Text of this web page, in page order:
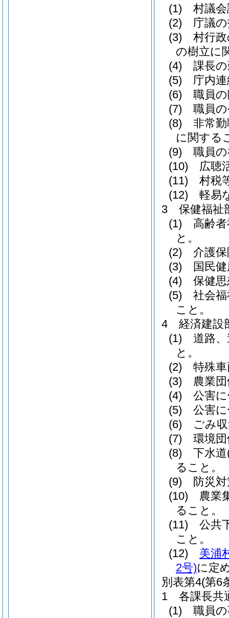
(1) 村議会
(2) 庁議の
(3) 村行政
の樹立に
(4) 課長の
(5) 庁内連
(6) 職員の
(7) 職員の
(8) 非常勤
に関する
(9) 職員の
(10) 広聴
(11) 村税
(12) 軽易
3 保健福祉
(1) 高齢者
と。
(2) 介護保
(3) 国民健
(4) 保健思
(5) 社会福
こと。
4 経済建設
(1) 道路、
と。
(2) 特殊車
(3) 農業団
(4) 公害に
(5) 公害に
(6) ごみ収
(7) 環境団
(8) 下水道(
ること。
(9) 防災対
(10) 農業
ること。
(11) 公共
こと。
(12) 美浦
2号)に定
別表第4(第6
1 各課長共
(1) 職員の